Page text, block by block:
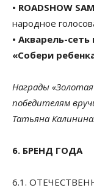
• ROADSHOW
народное
• Акварель-
«Собери
Награды
победителям
Татьяна Калинина.
6. БРЕНД ГОДА
6.1.